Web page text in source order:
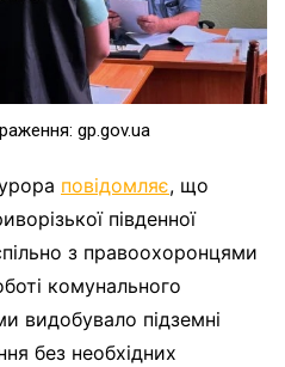
gp.gov.ua
повідомляє, що
південної
з правоохоронцями
комунального
видобувало підземні
без необхідних